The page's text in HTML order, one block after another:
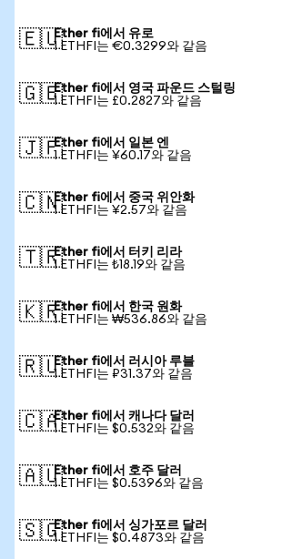
🇪🇺Ether fi에서 유로
1 ETHFI는 €0.3299와 같음
🇬🇧Ether fi에서 영국 파운드 스털링
1 ETHFI는 £0.2827와 같음
🇯🇵Ether fi에서 일본 엔
1 ETHFI는 ¥60.17와 같음
🇨🇳Ether fi에서 중국 위안화
1 ETHFI는 ¥2.57와 같음
🇹🇷Ether fi에서 터키 리라
1 ETHFI는 ₺18.19와 같음
🇰🇷Ether fi에서 한국 원화
1 ETHFI는 ₩536.86와 같음
🇷🇺Ether fi에서 러시아 루블
1 ETHFI는 ₽31.37와 같음
🇨🇦Ether fi에서 캐나다 달러
1 ETHFI는 $0.532와 같음
🇦🇺Ether fi에서 호주 달러
1 ETHFI는 $0.5396와 같음
🇸🇬Ether fi에서 싱가포르 달러
1 ETHFI는 $0.4873와 같음